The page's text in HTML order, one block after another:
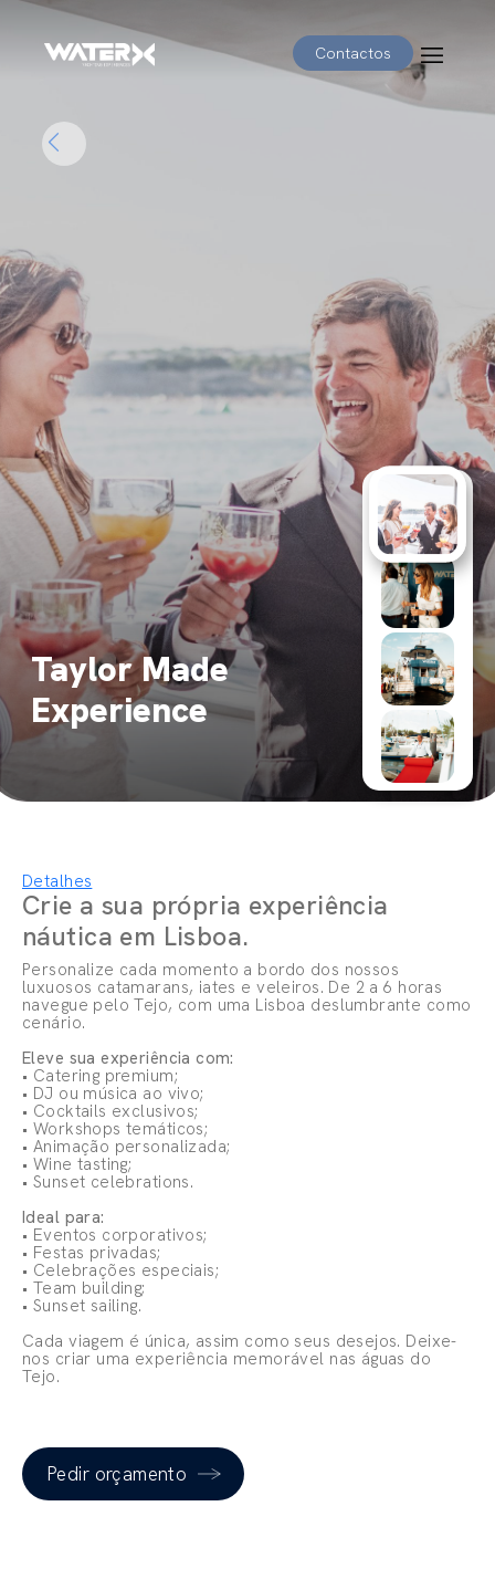
Contactos
Taylor Made
Experience
Detalhes
Crie a sua própria experiência
náutica em Lisboa.
Personalize cada momento a bordo dos nossos
luxuosos catamarans, iates e veleiros. De 2 a 6 horas
navegue pelo Tejo, com uma Lisboa deslumbrante como
cenário.
Eleve sua experiência com:
• Catering premium;
• DJ ou música ao vivo;
• Cocktails exclusivos;
• Workshops temáticos;
• Animação personalizada;
• Wine tasting;
• Sunset celebrations.
Ideal para:
• Eventos corporativos;
• Festas privadas;
• Celebrações especiais;
• Team building;
• Sunset sailing.
Cada viagem é única, assim como seus desejos. Deixe-
nos criar uma experiência memorável nas águas do
Tejo.
Pedir orçamento